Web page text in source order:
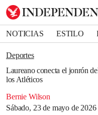
NOTICIAS ESTILO
DEPORTES
Deportes
Laureano conecta el jonrón
los Atléticos
Bernie Wilson
Sábado, 23 de mayo de
Bookmark
Removed from bookmarks
Close popover